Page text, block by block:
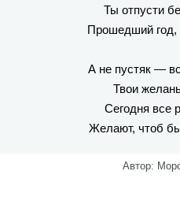
Ты отпусти
Прошедший год,
А не пустяк —
Твои
Сегодня все
Желают, чтоб
Автор: